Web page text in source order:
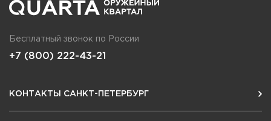
Бесплатный звонок по России
+7 (800) 222-43-21
КОНТАКТЫ САНКТ-ПЕТЕРБУРГ